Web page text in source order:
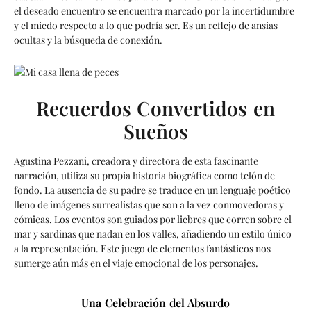
el deseado encuentro se encuentra marcado por la incertidumbre
y el miedo respecto a lo que podría ser. Es un reflejo de ansias
ocultas y la búsqueda de conexión.
Recuerdos Convertidos en
Sueños
Agustina Pezzani, creadora y directora de esta fascinante
narración, utiliza su propia historia biográfica como telón de
fondo. La ausencia de su padre se traduce en un lenguaje poético
lleno de imágenes surrealistas que son a la vez conmovedoras y
cómicas. Los eventos son guiados por liebres que corren sobre el
mar y sardinas que nadan en los valles, añadiendo un estilo único
a la representación. Este juego de elementos fantásticos nos
sumerge aún más en el viaje emocional de los personajes.
Una Celebración del Absurdo